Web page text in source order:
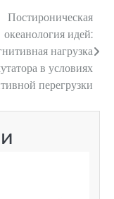
Постироническая
океанология идей:
нагрузка
в условиях
перегрузки